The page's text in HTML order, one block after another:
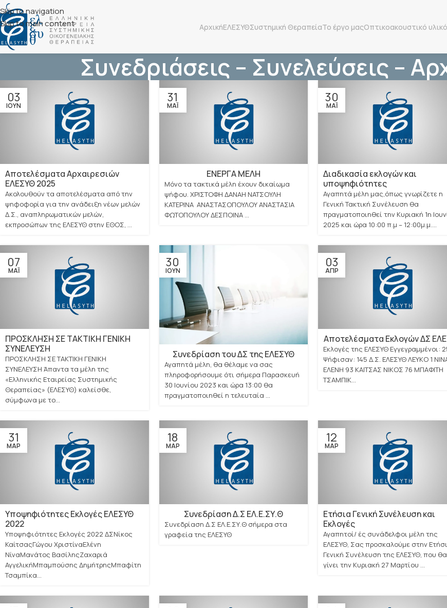
Skip to navigation
Skip to main content
ΑρχικήΕΛΕΣΥΘΣυστημική ΘεραπείαΤο έργο μαςΟπτικοακουστικό υλικό
Συνεδριάσεις – Συνελεύσεις –
03
ΙΟΎΝ
Αποτελέσματα Αρχαιρεσιών
ΕΛΕΣΥΘ 2025
Ακολουθούν τα αποτελέσματα από την
ψηφοφορία για την ανάδειξη νέων μελών
Δ.Σ., αναπληρωματικών μελών,
εκπροσώπων της ΕΛΕΣΥΘ στην ΕΘΟΣ, ...
31
ΜΆΙ
ΕΝΕΡΓΑ ΜΕΛΗ
Μόνο τα τακτικά μέλη έχουν δικαίωμα
ψήφου. ΧΡΙΣΤΟΦΗ ΔΑΝΑΗ ΝΑΤΣΟΥΛΗ
ΚΑΤΕΡΙΝΑ ΑΝΑΣΤΑΣΟΠΟΥΛΟΥ ΑΝΑΣΤΑΣΙΑ
ΦΩΤΟΠΟΥΛΟΥ ΔΕΣΠΟΙΝΑ ...
30
ΜΆΙ
Διαδικασία εκλογών και
υποψηφιότητες
Αγαπητά μέλη μας,όπως γνωρίζετε η
Γενική Τακτική Συνέλευση θα
πραγματοποιηθεί την Κυριακή 1η
2025 και ώρα 10:00 π.μ – 12:00μ.μ....
07
ΜΆΙ
ΠΡΟΣΚΛΗΣΗ ΣΕ ΤΑΚΤΙΚΗ ΓΕΝΙΚΗ
ΣΥΝΕΛΕΥΣΗ
ΠΡΟΣΚΛΗΣΗ ΣΕ ΤΑΚΤΙΚΗ ΓΕΝΙΚΗ
ΣΥΝΕΛΕΥΣΗ Άπαντα τα μέλη της
«Ελληνικής Εταιρείας Συστημικής
Θεραπείας» (ΕΛΕΣΥΘ) καλείσθε,
σύμφωνα με το...
30
ΙΟΎΝ
Συνεδρίαση του ΔΣ της ΕΛΕΣΥΘ
Αγαπητά μέλη, θα θέλαμε να σας
πληροφορήσουμε ότι σήμερα Παρασκευή
30 Ιουνίου 2023 και ώρα 13:00 θα
πραγματοποιηθεί η τελευταία ...
03
ΑΠΡ
Αποτελέσματα Εκλογών ΔΣ
Εκλογές της ΕΛΕΣΥΘ Εγγεγραμμένοι:
Ψήφισαν: 145 Δ.Σ. ΕΛΕΣΥΘ ΛΕΥΚΟ 1
ΕΛΕΝΗ 93 ΚΑΙΤΣΑΣ ΝΙΚΟΣ 76 ΜΠΑΦΙΤΗ
ΤΣΑΜΠΙΚ...
31
ΜΑΡ
Υποψηφιότητες Εκλογές ΕΛΕΣΥΘ
2022
Υποψηφιότητες Εκλογές 2022 ΔΣΝίκος
ΚαίτσαςΓώγου ΧριστίναΕλένη
ΝίναΜανάτος ΒασίληςΖαχαριά
ΑγγελικήΜπαμπούσης ΔημήτρηςΜπαφίτη
Τσαμπίκα...
18
ΜΑΡ
Συνεδρίαση Δ.Σ ΕΛ.Ε.ΣΥ.Θ
Συνεδρίαση Δ.Σ ΕΛ.Ε.ΣΥ.Θ σήμερα στα
γραφεία της ΕΛΕΣΥΘ
12
ΜΑΡ
Ετήσια Γενική Συνέλευση και
Εκλογές
Αγαπητοί/ ές συνάδελφοι μέλη της
ΕΛΕΣΥΘ, Σας προσκαλούμε στην
Γενική Συνέλευση της ΕΛΕΣΥΘ, που θα
γίνει την Κυριακή 27 Μαρτίου ...